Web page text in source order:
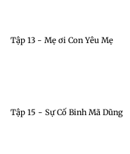
Tập 13 - Mẹ ơi Con Yêu Mẹ
Tập 15 - Sự Cố Binh Mã Dũng